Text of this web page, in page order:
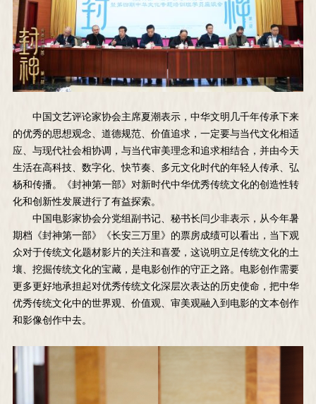
中国文艺评论家协会主席夏潮表示，中华文明几千年传承下来
的优秀的思想观念、道德规范、价值追求，一定要与当代文化相适
应、与现代社会相协调，与当代审美理念和追求相结合，并由今天
生活在高科技、数字化、快节奏、多元文化时代的年轻人传承、弘
杨和传播。《封神第一部》对新时代中华优秀传统文化的创造性转
化和创新性发展进行了有益探索。
中国电影家协会分党组副书记、秘书长闫少非表示，从今年暑
期档《封神第一部》《长安三万里》的票房成绩可以看出，当下观
众对于传统文化题材影片的关注和喜爱，这说明立足传统文化的土
壤、挖掘传统文化的宝藏，是电影创作的守正之路。电影创作需要
更多更好地承担起对优秀传统文化深层次表达的历史使命，把中华
优秀传统文化中的世界观、价值观、审美观融入到电影的文本创作
和影像创作中去。